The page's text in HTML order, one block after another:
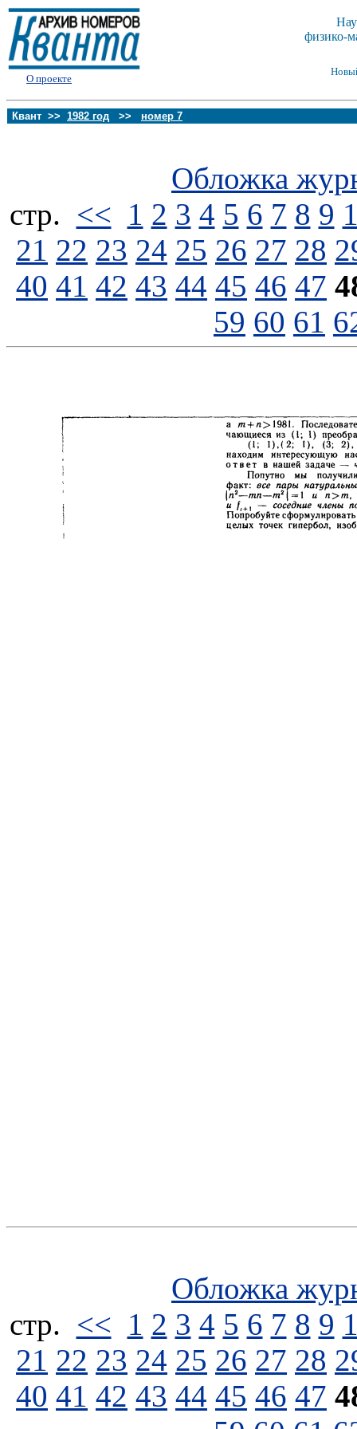
О проекте
физико-
Квант >> 1982 год >> номер 7
Обложка
стp. << 1 2 3 4 5 6 7 8 9
21 22 23 24 25 26 27 28
40 41 42 43 44 45 46 47
59 60 61
Обложка
стp. << 1 2 3 4 5 6 7 8 9
21 22 23 24 25 26 27 28
40 41 42 43 44 45 46 47